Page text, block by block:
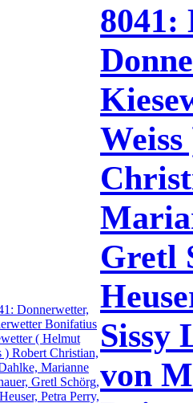
8041:
Gretl
Sissy
von